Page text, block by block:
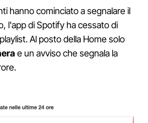
hanno cominciato a segnalare il
l'app di Spotify ha cessato di
Al posto della Home solo
e un avviso che segnala la